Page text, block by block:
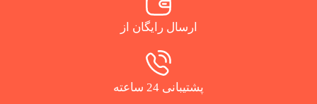
ارسال رایگان از
پشتیبانی 24 ساعته